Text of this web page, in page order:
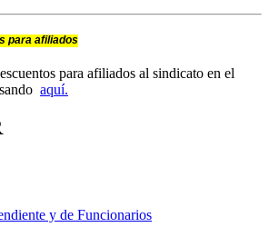
para afiliados
para afiliados al sindicato en el
aquí.
y de Funcionarios